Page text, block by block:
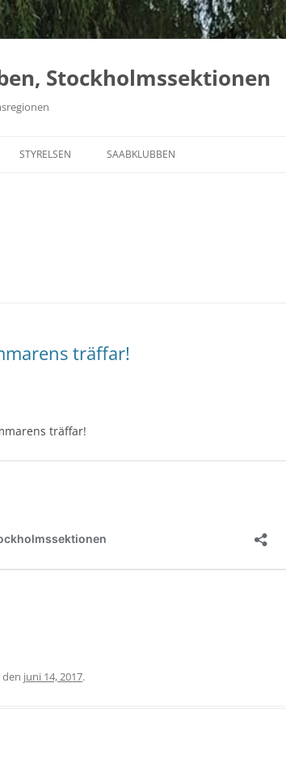
Stockholmssektionen
STYRELSEN SAABKLUBBEN
träffar!
träffar!
den juni 14, 2017.